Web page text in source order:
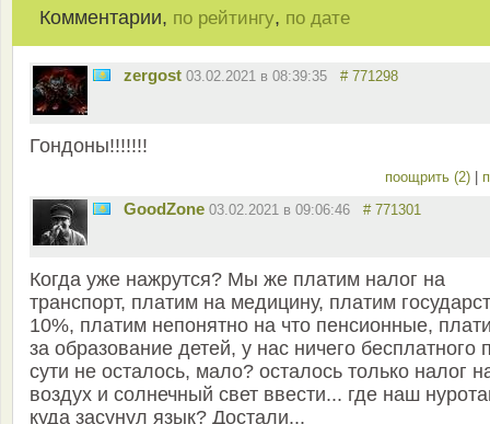
Комментарии, по рейтингу, по дате
zergost 03.02.2021 в 08:39:35 # 771298
Гондоны!!!!!!!
поощрить (2) |
GoodZone 03.02.2021 в 09:06:46 # 771301
Когда уже нажрутся? Мы же платим налог на
транспорт, платим на медицину, платим
10%, платим непонятно на что пенсионные,
за образование детей, у нас ничего бесплатного
сути не осталось, мало? осталось только налог
воздух и солнечный свет ввести... где наш
куда засунул язык? Достали...